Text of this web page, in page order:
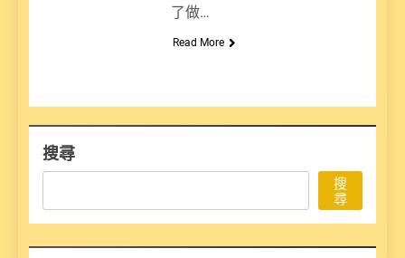
了做…
Read More
搜尋
搜
尋